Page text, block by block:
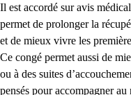
Il est accordé sur avis
permet de prolonger la
et de mieux vivre les
Ce congé permet aussi de
ou à des suites
pensés pour accompagner